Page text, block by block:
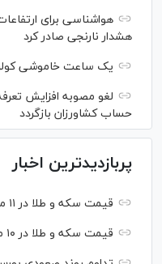
هواشناسی برای
هشدار نارنجی صادر کرد
یک ساعت خاموشی کولر، ۵۰۰ هزار نفر را سیراب
لغو مصوبه افزایش
حساب کشاورزان بازگردد
پربازدیدترین اخبار
قیمت سکه و طلا در ۱۱ مرداد ۱۴۰۵
قیمت سکه و طلا در ۱۰ مرداد ۱۴۰۵